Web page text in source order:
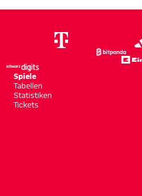
Spiele
Tabellen
Statistiken
Tickets